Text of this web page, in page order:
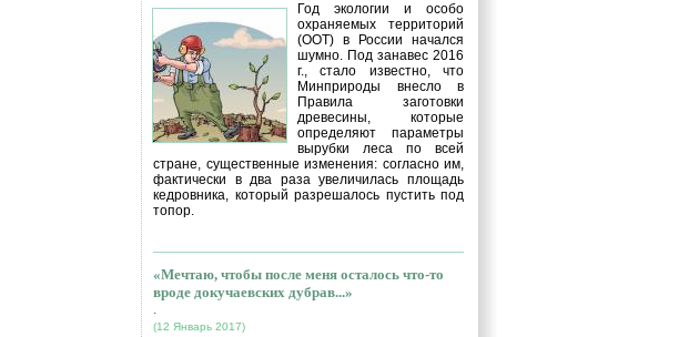
Год экологии и особо
охраняемых территорий
(ООТ) в России начался
шумно. Под занавес 2016
г., стало известно, что
Минприроды внесло в
Правила заготовки
древесины, которые
определяют параметры
вырубки леса по всей
стране, существенные изменения: согласно им,
фактически в два раза увеличилась площадь
кедровника, который разрешалось пустить под
топор.
«Мечтаю, чтобы после меня осталось что-то
вроде докучаевских дубрав...»
.
(12 Январь 2017)